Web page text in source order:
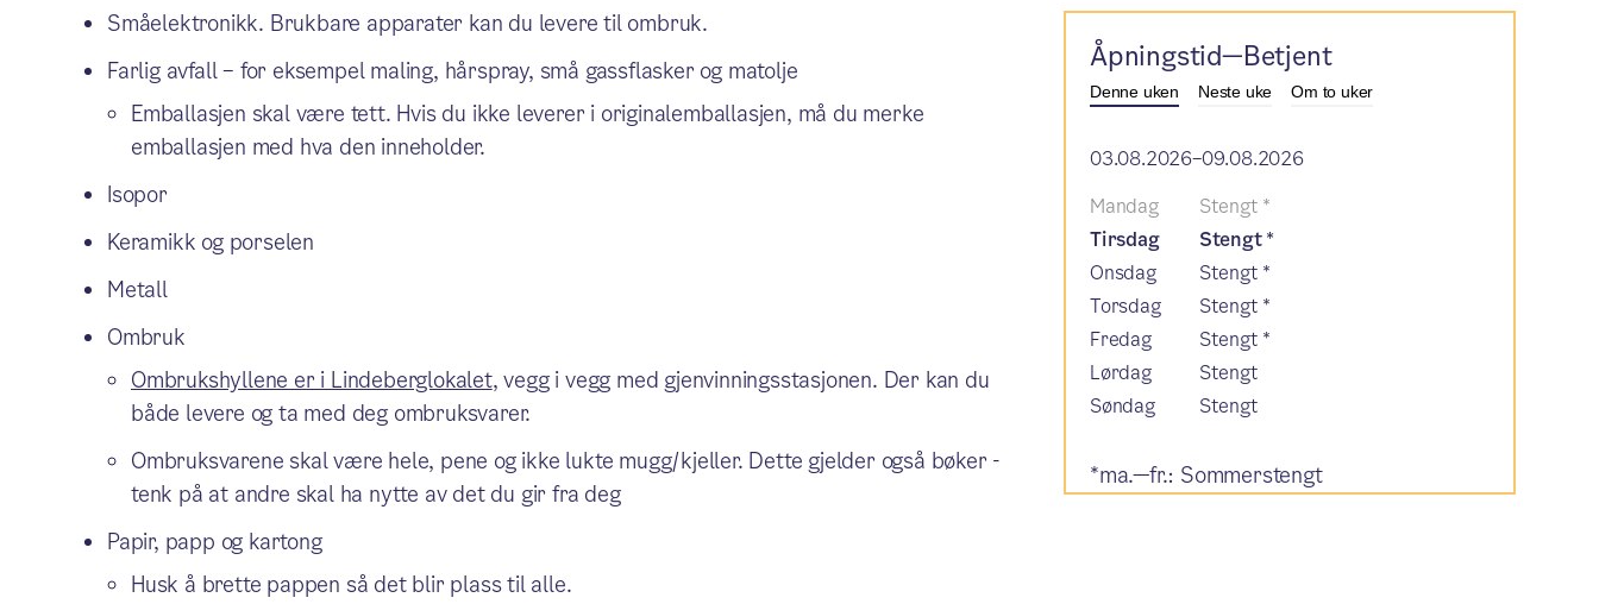
Småelektronikk. Brukbare apparater kan du levere til ombruk.
Farlig avfall – for eksempel maling, hårspray, små gassflasker og matolje
Emballasjen skal være tett. Hvis du ikke leverer i originalemballasjen, må du merke
emballasjen med hva den inneholder.
Isopor
Keramikk og porselen
Metall
Ombruk
Ombrukshyllene er i Lindeberglokalet, vegg i vegg med gjenvinningsstasjonen. Der kan du
både levere og ta med deg ombruksvarer.
Ombruksvarene skal være hele, pene og ikke lukte mugg/kjeller. Dette gjelder også bøker -
tenk på at andre skal ha nytte av det du gir fra deg
Papir, papp og kartong
Husk å brette pappen så det blir plass til alle.
Åpningstid—Betjent
Denne uken Neste uke Om to uker
03.08.2026–09.08.2026
Mandag
Stengt *
Tirsdag
Stengt*
Onsdag
Stengt *
Torsdag
Stengt *
Fredag
Stengt *
Lørdag
Stengt
Søndag
Stengt
*ma.—fr.: Sommerstengt